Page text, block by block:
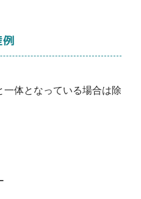
一体となっている場合は除